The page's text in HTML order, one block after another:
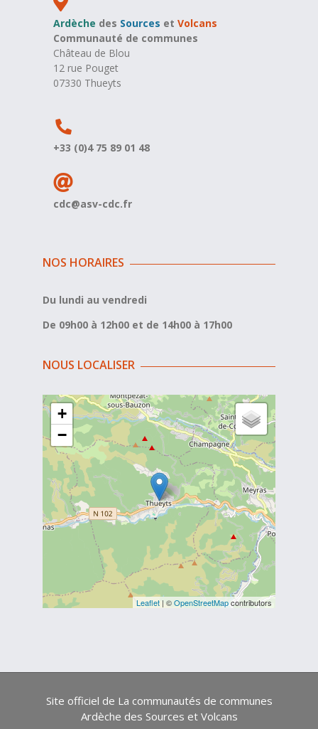
Ardèche des Sources et Volcans
Communauté de communes
Château de Blou
12 rue Pouget
07330 Thueyts
+33 (0)4 75 89 01 48
cdc@asv-cdc.fr
NOS HORAIRES
Du lundi au vendredi
De 09h00 à 12h00 et de 14h00 à 17h00
NOUS LOCALISER
+
−
Leaflet | ©OpenStreetMapcontributors
Site officiel de La communautés de communes
Ardèche des Sources et Volcans